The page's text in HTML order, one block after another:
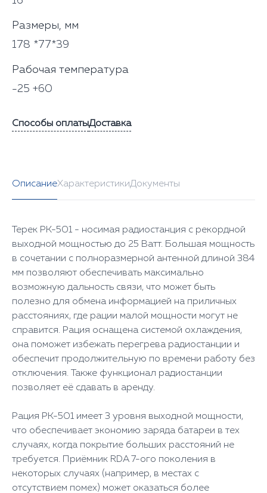
Размеры, мм
178 *77*39
Рабочая температура
-25 +60
Способы оплатыДоставка
ОписаниеХарактеристикиДокументы
Терек РК-501 - носимая радиостанция с рекордной
выходной мощностью до 25 Ватт. Большая мощность
в сочетании с полноразмерной антенной длиной 384
мм позволяют обеспечивать максимально
возможную дальность связи, что может быть
полезно для обмена информацией на приличных
расстояниях, где рации малой мощности могут не
справится. Рация оснащена системой охлаждения,
она поможет избежать перегрева радиостанции и
обеспечит продолжительную по времени работу без
отключения. Также функционал радиостанции
позволяет её сдавать в аренду.
Рация РК-501 имеет 3 уровня выходной мощности,
что обеспечивает экономию заряда батареи в тех
случаях, когда покрытие больших расстояний не
требуется. Приёмник RDA 7-ого поколения в
некоторых случаях (например, в местах с
отсутствием помех) может оказаться более